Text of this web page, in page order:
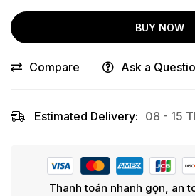
BUY NOW
Compare Ask a
Estimated Delivery: 08 - 15
Thanh toán nhanh gọn, an